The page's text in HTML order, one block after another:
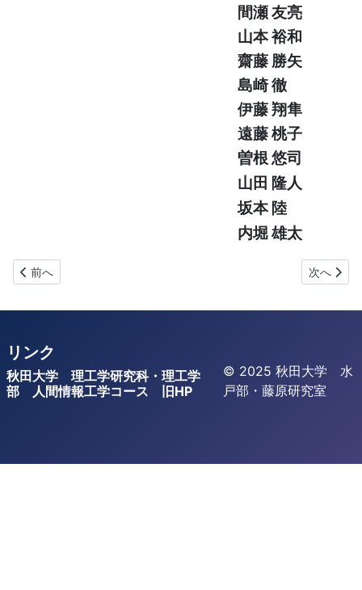
間瀬 友亮
山本 裕和
齋藤 勝矢
島崎 徹
伊藤 翔隼
遠藤 桃子
曽根 悠司
山田 隆人
坂本 陸
内堀 雄太
前の記事へ: 2019年度卒業生
前へ 次の記事
次へ
リンク
秋田大学
理工学研究科・理工学
部
人間情報工学コース 旧HP
© 2025 秋田大学 水
戸部・藤原研究室